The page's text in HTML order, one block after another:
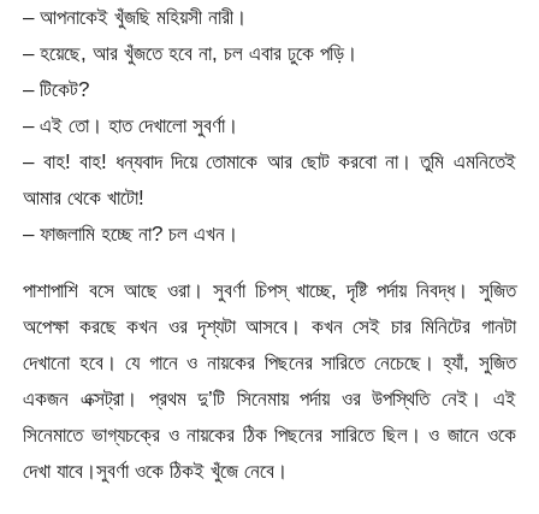
– আপনাকেই খুঁজছি মহিয়সী নারী।
– হয়েছে, আর খুঁজতে হবে না, চল এবার ঢুকে পড়ি।
– টিকেট?
– এই তো। হাত দেখালো সুবর্ণা।
– বাহ! বাহ! ধন্যবাদ দিয়ে তোমাকে আর ছোট করবো না। তুমি এমনিতেই
আমার থেকে খাটো!
– ফাজলামি হচ্ছে না? চল এখন।
পাশাপাশি বসে আছে ওরা। সুবর্ণা চিপস্ খাচ্ছে, দৃষ্টি পর্দায় নিবদ্ধ। সুজিত
অপেক্ষা করছে কখন ওর দৃশ্যটা আসবে। কখন সেই চার মিনিটের গানটা
দেখানো হবে। যে গানে ও নায়কের পিছনের সারিতে নেচেছে। হ্যাঁ, সুজিত
একজন এক্সট্রা। প্রথম দু’টি সিনেমায় পর্দায় ওর উপস্থিতি নেই। এই
সিনেমাতে ভাগ্যচক্রে ও নায়কের ঠিক পিছনের সারিতে ছিল। ও জানে ওকে
দেখা যাবে।সুবর্ণা ওকে ঠিকই খুঁজে নেবে।